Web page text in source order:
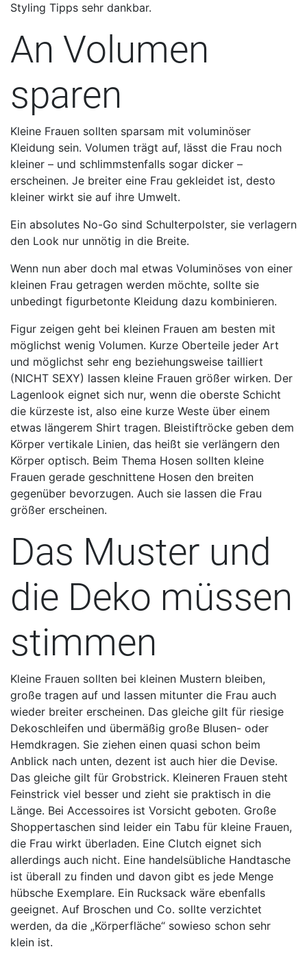
Styling Tipps sehr dankbar.
An Volumen
sparen
Kleine Frauen sollten sparsam mit voluminöser
Kleidung sein. Volumen trägt auf, lässt die Frau noch
kleiner – und schlimmstenfalls sogar dicker –
erscheinen. Je breiter eine Frau gekleidet ist, desto
kleiner wirkt sie auf ihre Umwelt.
Ein absolutes No-Go sind Schulterpolster, sie verlagern
den Look nur unnötig in die Breite.
Wenn nun aber doch mal etwas Voluminöses von einer
kleinen Frau getragen werden möchte, sollte sie
unbedingt figurbetonte Kleidung dazu kombinieren.
Figur zeigen geht bei kleinen Frauen am besten mit
möglichst wenig Volumen. Kurze Oberteile jeder Art
und möglichst sehr eng beziehungsweise tailliert
(NICHT SEXY) lassen kleine Frauen größer wirken. Der
Lagenlook eignet sich nur, wenn die oberste Schicht
die kürzeste ist, also eine kurze Weste über einem
etwas längerem Shirt tragen. Bleistiftröcke geben dem
Körper vertikale Linien, das heißt sie verlängern den
Körper optisch. Beim Thema Hosen sollten kleine
Frauen gerade geschnittene Hosen den breiten
gegenüber bevorzugen. Auch sie lassen die Frau
größer erscheinen.
Das Muster und
die Deko müssen
stimmen
Kleine Frauen sollten bei kleinen Mustern bleiben,
große tragen auf und lassen mitunter die Frau auch
wieder breiter erscheinen. Das gleiche gilt für riesige
Dekoschleifen und übermäßig große Blusen- oder
Hemdkragen. Sie ziehen einen quasi schon beim
Anblick nach unten, dezent ist auch hier die Devise.
Das gleiche gilt für Grobstrick. Kleineren Frauen steht
Feinstrick viel besser und zieht sie praktisch in die
Länge. Bei Accessoires ist Vorsicht geboten. Große
Shoppertaschen sind leider ein Tabu für kleine Frauen,
die Frau wirkt überladen. Eine Clutch eignet sich
allerdings auch nicht. Eine handelsübliche Handtasche
ist überall zu finden und davon gibt es jede Menge
hübsche Exemplare. Ein Rucksack wäre ebenfalls
geeignet. Auf Broschen und Co. sollte verzichtet
werden, da die „Körperfläche“ sowieso schon sehr
klein ist.